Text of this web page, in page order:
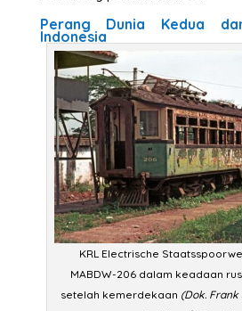
Perang Dunia Kedua
Indonesia
KRL Electrische
MABDW-206 dalam keadaan
setelah kemerdekaan (Dok.